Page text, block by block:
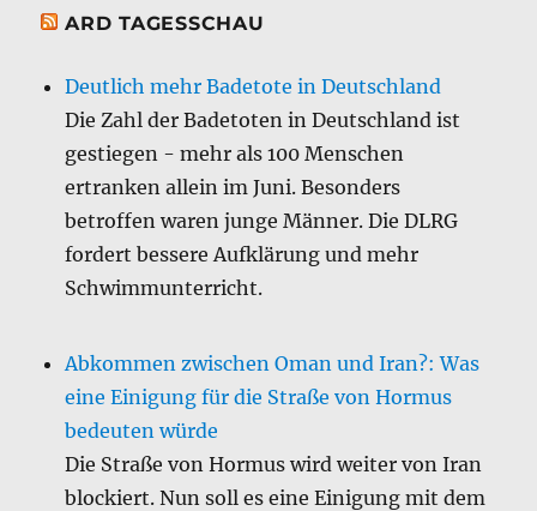
ARD TAGESSCHAU
Deutlich mehr Badetote in Deutschland
Die Zahl der Badetoten in Deutschland ist
gestiegen - mehr als 100 Menschen
ertranken allein im Juni. Besonders
betroffen waren junge Männer. Die DLRG
fordert bessere Aufklärung und mehr
Schwimmunterricht.
Abkommen zwischen Oman und Iran?: Was
eine Einigung für die Straße von Hormus
bedeuten würde
Die Straße von Hormus wird weiter von Iran
blockiert. Nun soll es eine Einigung mit dem